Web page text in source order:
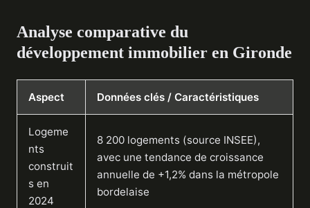
Analyse comparative du
développement immobilier en Gironde
Aspect Données clés / Caractéristiques
Logeme
nts
construit
s en
2024
8 200 logements (source INSEE),
avec une tendance de croissance
annuelle de +1,2% dans la métropole
bordelaise